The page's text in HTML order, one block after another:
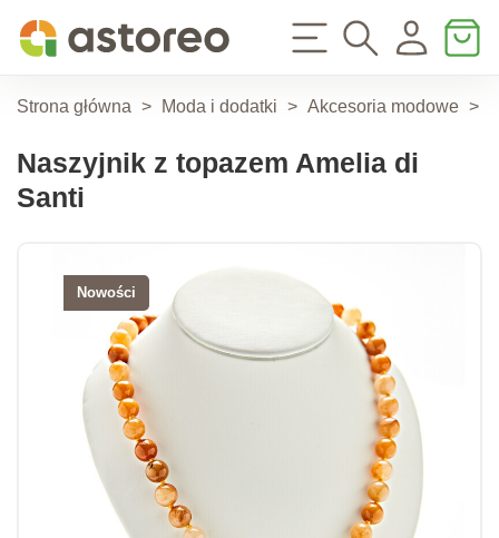
Strona główna > Moda i dodatki > Akcesoria modowe >
Naszyjnik z topazem Amelia di
Santi
Nowości